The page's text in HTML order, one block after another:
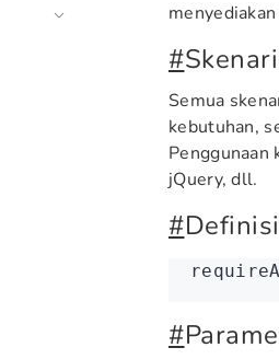
#
Semua
kebutuhan,
Penggunaan
jQuery, dll.
#
#